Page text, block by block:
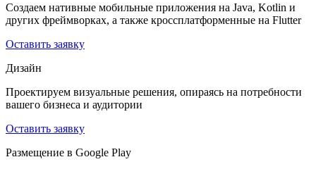
Создаем нативные мобильные приложения на Java, Kotlin и
других фреймворках, а также кроссплатформенные на Flutter
Оставить заявку
Дизайн
Проектируем визуальные решения, опираясь на потребности
вашего бизнеса и аудитории
Оставить заявку
Размещение в Google Play